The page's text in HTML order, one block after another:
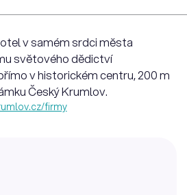
v samém srdci města
světového dědictví
v historickém centru, 200 m
Český Krumlov.
firmy